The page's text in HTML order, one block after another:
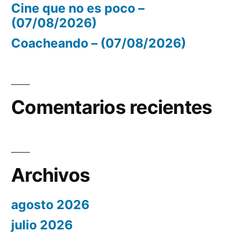
Cine que no es poco –
(07/08/2026)
Coacheando – (07/08/2026)
Comentarios recientes
Archivos
agosto 2026
julio 2026